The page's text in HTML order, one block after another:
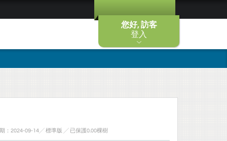
您好, 訪客
登入
：2024-09-14╱ 標準版 ╱ 已保護0.00棵樹